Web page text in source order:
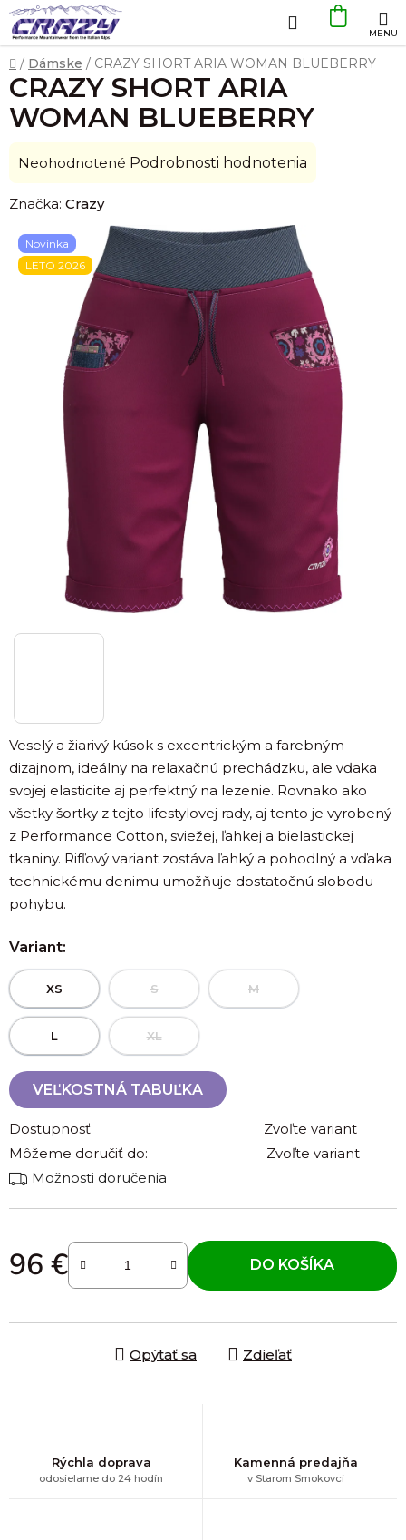
Prejsť
na
obsah
Hľadať
KOŠÍK
Domov
/ Dámske / CRAZY SHORT ARIA WOMAN BLUEBERRY
Veselý a žiarivý kúsok s excentrickým a farebným
dizajnom, ideálny na relaxačnú prechádzku, ale vďaka
svojej elasticite aj perfektný na lezenie. Rovnako ako
všetky šortky z tejto lifestylovej rady, aj tento je vyrobený
z Performance Cotton, sviežej, ľahkej a bielastickej
tkaniny. Rifľový variant zostáva ľahký a pohodlný a vďaka
technickému denimu umožňuje dostatočnú slobodu
pohybu.
Variant:
XS S M
L XL
VEĽKOSTNÁ TABUĽKA
Dostupnosť
Zvoľte variant
Môžeme doručiť do:
Zvoľte variant
Možnosti doručenia
96 €
Jednotková cena:
DO KOŠÍKA
Opýtať sa Zdieľať
CRAZY SHORT ARIA
WOMAN BLUEBERRY
Priemerné
produktu
je
0,0
z
hviezdičiek.
Neohodnotené Podrobnosti hodnotenia
Značka: Crazy
Novinka
LETO 2026
Rýchla doprava
odosielame do 24 hodín
Kamenná predajňa
v Starom Smokovci